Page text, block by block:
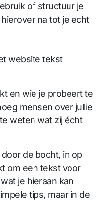
of structuur je
na tot je echt
website tekst
en wie je probeert te
mensen over jullie
weten wat zij écht
de bocht, in op
om een tekst voor
je hieraan kan
tips, maar in de